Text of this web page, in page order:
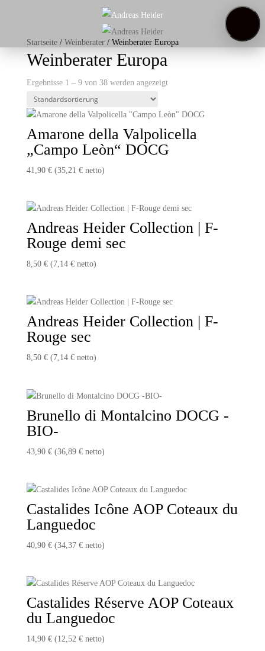
Weinproben
Startseite/ Weinberater/ Weinberater Europa
Weinberater Europa
Ergebnisse 1 – 9 von 38 werden angezeigt
Amarone della Valpolicella
„Campo Leòn“ DOCG
41,90 € (35,21 €netto)
Andreas Heider Collection | F-
Rouge demi sec
8,50 € (7,14 €netto)
Andreas Heider Collection | F-
Rouge sec
8,50 € (7,14 €netto)
Brunello di Montalcino DOCG -
BIO-
43,90 € (36,89 €netto)
Castalides Icône AOP Coteaux du
Languedoc
40,90 € (34,37 €netto)
Castalides Réserve AOP Coteaux
du Languedoc
14,90 € (12,52 €netto)